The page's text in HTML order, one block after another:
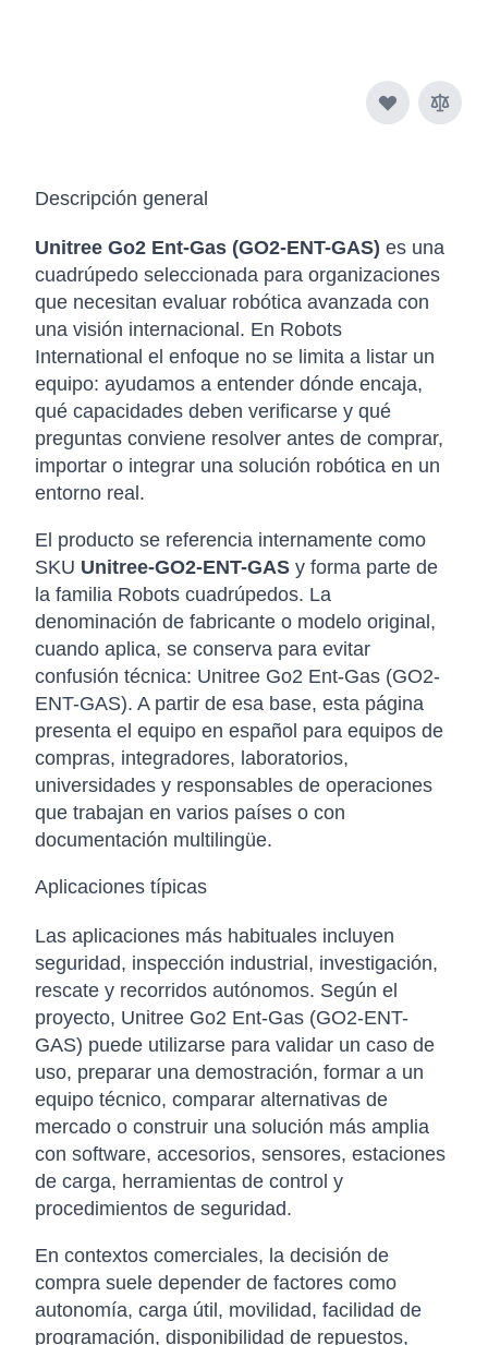
Descripción general
Unitree Go2 Ent-Gas (GO2-ENT-GAS) es una
cuadrúpedo seleccionada para organizaciones
que necesitan evaluar robótica avanzada con
una visión internacional. En Robots
International el enfoque no se limita a listar un
equipo: ayudamos a entender dónde encaja,
qué capacidades deben verificarse y qué
preguntas conviene resolver antes de comprar,
importar o integrar una solución robótica en un
entorno real.
El producto se referencia internamente como
SKU Unitree-GO2-ENT-GAS y forma parte de
la familia Robots cuadrúpedos. La
denominación de fabricante o modelo original,
cuando aplica, se conserva para evitar
confusión técnica: Unitree Go2 Ent-Gas (GO2-
ENT-GAS). A partir de esa base, esta página
presenta el equipo en español para equipos de
compras, integradores, laboratorios,
universidades y responsables de operaciones
que trabajan en varios países o con
documentación multilingüe.
Aplicaciones típicas
Las aplicaciones más habituales incluyen
seguridad, inspección industrial, investigación,
rescate y recorridos autónomos. Según el
proyecto, Unitree Go2 Ent-Gas (GO2-ENT-
GAS) puede utilizarse para validar un caso de
uso, preparar una demostración, formar a un
equipo técnico, comparar alternativas de
mercado o construir una solución más amplia
con software, accesorios, sensores, estaciones
de carga, herramientas de control y
procedimientos de seguridad.
En contextos comerciales, la decisión de
compra suele depender de factores como
autonomía, carga útil, movilidad, facilidad de
programación, disponibilidad de repuestos,